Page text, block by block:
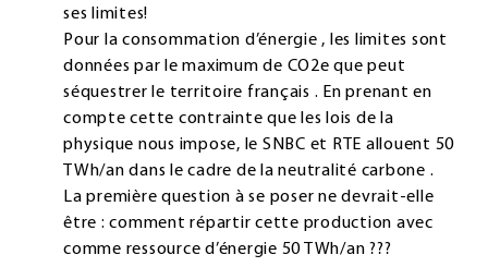
ses limites!
Pour la consommation d’énergie , les limites sont
données par le maximum de CO2e que peut
séquestrer le territoire français . En prenant en
compte cette contrainte que les lois de la
physique nous impose, le SNBC et RTE allouent 50
TWh/an dans le cadre de la neutralité carbone .
La première question à se poser ne devrait-elle
être : comment répartir cette production avec
comme ressource d’énergie 50 TWh/an ???